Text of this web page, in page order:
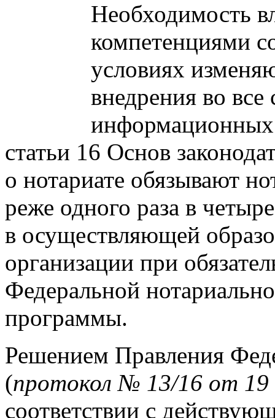
Необходимость
компетенциями
условиях
внедрения во
информационных
статьи 16 Основ
о нотариате обязывают
реже одного раза в
в осуществляющей
организации при
Федеральной
программы.
Решением Правления
(протокол № 13/16 от 19
соответствии с